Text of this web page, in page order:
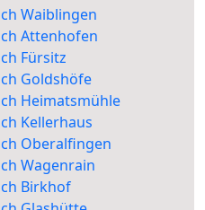
Waiblingen
Attenhofen
Fürsitz
Goldshöfe
Heimatsmühle
Kellerhaus
Oberalfingen
Wagenrain
Birkhof